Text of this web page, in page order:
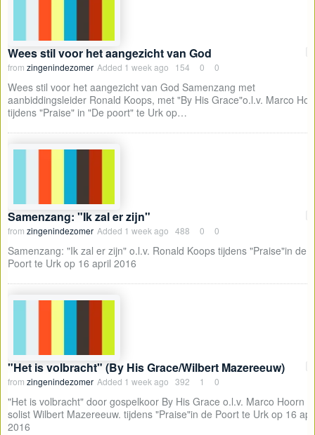
Wees stil voor het aangezicht van God
from zingenindezomer Added 1 week ago 154 0 0
Wees stil voor het aangezicht van God Samenzang met
aanbiddingsleider Ronald Koops, met "By His Grace"o.l.v. Marco
tijdens "Praise" in "De poort" te Urk op…
Samenzang: "Ik zal er zijn"
from zingenindezomer Added 1 week ago 488 0 0
Samenzang: "Ik zal er zijn" o.l.v. Ronald Koops tijdens "Praise"in de
Poort te Urk op 16 april 2016
"Het is volbracht" (By His Grace/Wilbert Mazereeuw)
from zingenindezomer Added 1 week ago 392 1 0
"Het is volbracht" door gospelkoor By His Grace o.l.v. Marco Hoorn
solist Wilbert Mazereeuw. tijdens "Praise"in de Poort te Urk op 16
2016